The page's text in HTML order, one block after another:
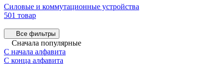
Силовые и коммутационные устройства
501 товар
Все фильтры
Сначала популярные
С начала алфавита
С конца алфавита